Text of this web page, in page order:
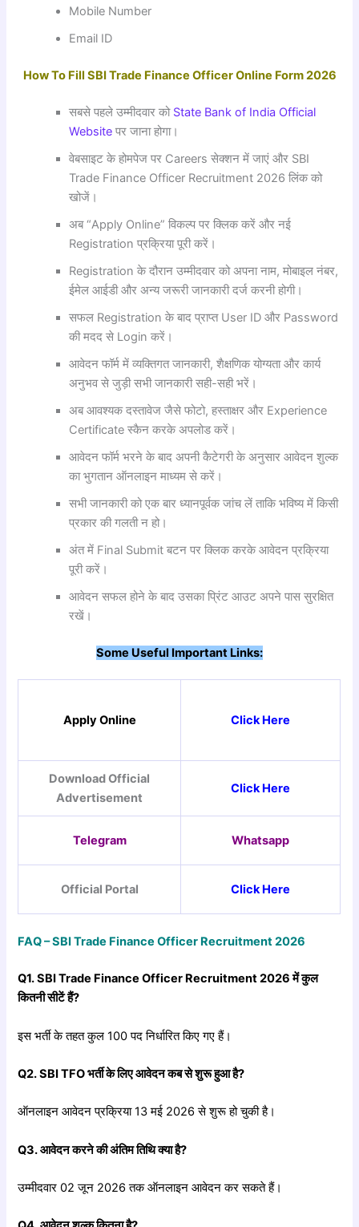
Mobile Number
Email ID
How To Fill SBI Trade Finance Officer Online Form 2026
सबसे पहले उम्मीदवार को State Bank of India Official
Website पर जाना होगा।
वेबसाइट के होमपेज पर Careers सेक्शन में जाएं और SBI
Trade Finance Officer Recruitment 2026 लिंक को
खोजें।
अब “Apply Online” विकल्प पर क्लिक करें और नई
Registration प्रक्रिया पूरी करें।
Registration के दौरान उम्मीदवार को अपना नाम, मोबाइल नंबर,
ईमेल आईडी और अन्य जरूरी जानकारी दर्ज करनी होगी।
सफल Registration के बाद प्राप्त User ID और Password
की मदद से Login करें।
आवेदन फॉर्म में व्यक्तिगत जानकारी, शैक्षणिक योग्यता और कार्य
अनुभव से जुड़ी सभी जानकारी सही-सही भरें।
अब आवश्यक दस्तावेज जैसे फोटो, हस्ताक्षर और Experience
Certificate स्कैन करके अपलोड करें।
आवेदन फॉर्म भरने के बाद अपनी कैटेगरी के अनुसार आवेदन शुल्क
का भुगतान ऑनलाइन माध्यम से करें।
सभी जानकारी को एक बार ध्यानपूर्वक जांच लें ताकि भविष्य में किसी
प्रकार की गलती न हो।
अंत में Final Submit बटन पर क्लिक करके आवेदन प्रक्रिया
पूरी करें।
आवेदन सफल होने के बाद उसका प्रिंट आउट अपने पास सुरक्षित
रखें।
Some Useful Important Links:
Apply Online Click Here
Download Official
Advertisement
Click Here
Telegram Whatsapp
Official Portal Click Here
FAQ – SBI Trade Finance Officer Recruitment 2026
Q1. SBI Trade Finance Officer Recruitment 2026मेंकुल
कितनीसीटेंहैं?
इस भर्ती के तहत कुल 100 पद निर्धारित किए गए हैं।
Q2. SBI TFOभर्तीकेलिएआवेदनकबसेशुरूहुआहै?
ऑनलाइन आवेदन प्रक्रिया 13 मई 2026 से शुरू हो चुकी है।
Q3.आवेदनकरनेकीअंतिमतिथिक्याहै?
उम्मीदवार 02 जून 2026 तक ऑनलाइन आवेदन कर सकते हैं।